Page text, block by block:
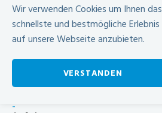
Urdorferstrasse 100
CH-8952 Schlieren
+41 44 733 11 11
info@spital-limmattal.ch
Unsere Besuchszeiten
Wir verwenden Cookies um Ihnen das
schnellste und bestmögliche Erlebnis
auf unsere Webseite anzubieten.
VERSTANDEN
-